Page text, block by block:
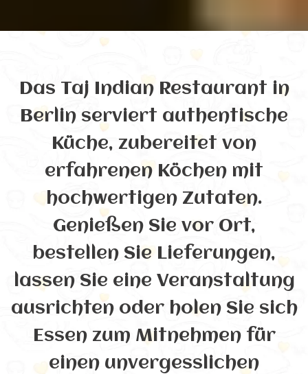
Das Taj Indian Restaurant in
Berlin serviert authentische
Küche, zubereitet von
erfahrenen Köchen mit
hochwertigen Zutaten.
Genießen Sie vor Ort,
bestellen Sie Lieferungen,
lassen Sie eine Veranstaltung
ausrichten oder holen Sie sich
Essen zum Mitnehmen für
einen unvergesslichen